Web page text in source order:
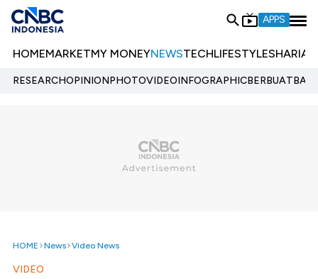
APPS
HOMEMARKETMY MONEYNEWSTECHLIFESTYLESHARIA
RESEARCHOPINIONPHOTOVIDEOINFOGRAPHIC
HOME News Video News
VIDEO